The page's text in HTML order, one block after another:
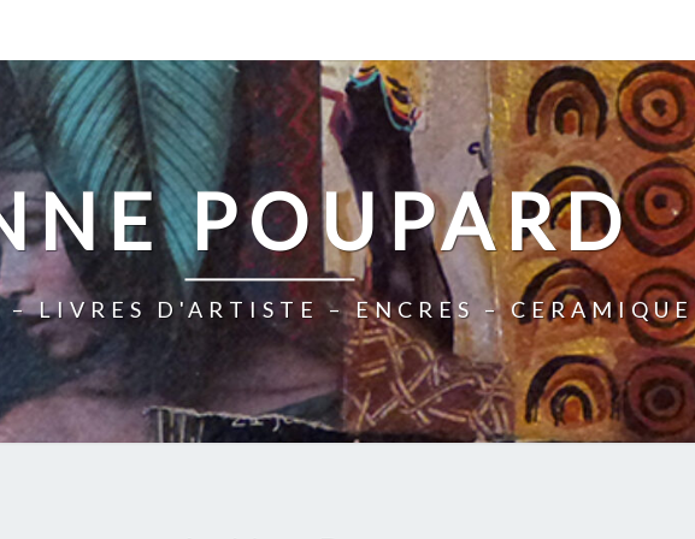
POUPARD
– LIVRES D'ARTISTE – ENCRES – CERAMIQUE